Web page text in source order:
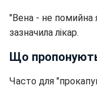
"Вена - не помийна
зазначила лікар.
Що
Часто для